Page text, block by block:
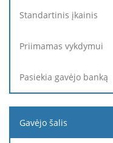
Gavėjo
Standartinis